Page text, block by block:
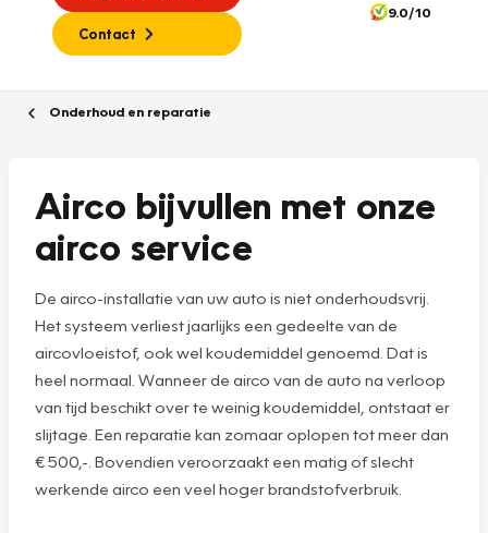
Contact
9.0/10
Onderhoud en reparatie
Airco bijvullen met onze
airco service
De airco-installatie van uw auto is niet onderhoudsvrij.
Het systeem verliest jaarlijks een gedeelte van de
aircovloeistof, ook wel koudemiddel genoemd. Dat is
heel normaal. Wanneer de airco van de auto na verloop
van tijd beschikt over te weinig koudemiddel, ontstaat er
slijtage. Een reparatie kan zomaar oplopen tot meer dan
€ 500,-. Bovendien veroorzaakt een matig of slecht
werkende airco een veel hoger brandstofverbruik.